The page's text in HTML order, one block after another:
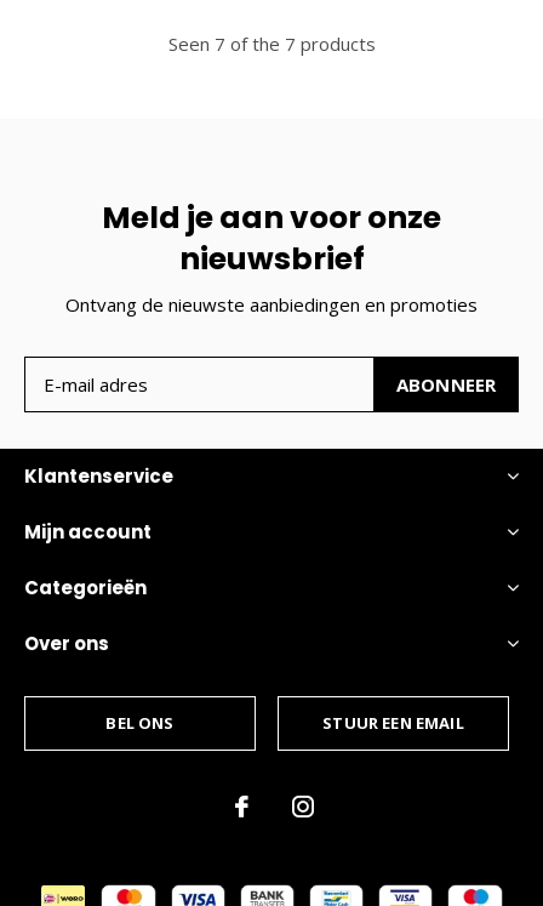
Seen 7 of the 7 products
Meld je aan voor onze
nieuwsbrief
Ontvang de nieuwste aanbiedingen en promoties
ABONNEER
Klantenservice
Mijn account
Categorieën
Over ons
BEL ONS STUUR EEN EMAIL